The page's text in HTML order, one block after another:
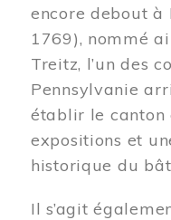
encore debout à
1769), nommé
Treitz, l’un des
Pennsylvanie
établir le canton
expositions et
historique du
Il s’agit